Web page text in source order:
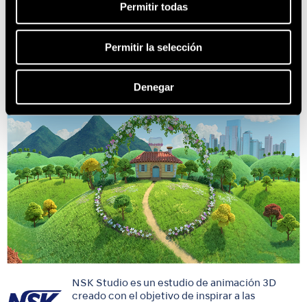
Permitir todas
Permitir la selección
Denegar
con profesionales de la salud dental para lograr
conseguir nuestra misión..
NSK Studio es un estudio de animación 3D
creado con el objetivo de inspirar a las